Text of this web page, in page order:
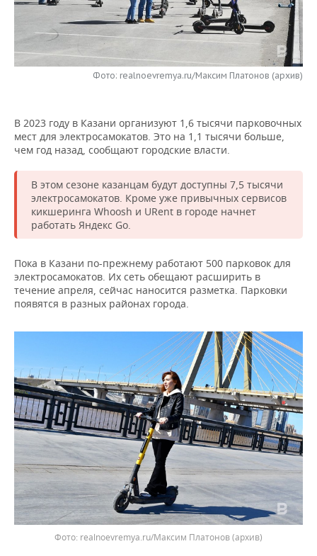
НЕФТЕХИМИЯ
НЕФТЬ
ОПК
РОЗНИЧНАЯ ТОРГОВЛЯ
ТРАНСПОРТ
НОВОСТИ ТЕХНОЛОГИЙ
ТЕЛЕКОММУНИКАЦИИ
МЕРОПРИЯТИЯ
НОВОСТИ МЕРОПРИЯТИЙ
БИЗНЕС-БРАНЧИ
ONLINE-КОНФЕРЕНЦИИ
ОТКРЫТАЯ ЛЕКЦИЯ
СПОРТ
ФУТБОЛ
ХОККЕЙ
БАСКЕТБОЛ
ВОЛЕЙБОЛ
ФИГУРНОЕ КАТАНИЕ
НОВОСТИ ОБЩЕСТВА
ВЛАСТЬ
ИНФРАСТРУКТУРА
ИСТОРИЯ
МЕДИЦИНА
ФОТОГАЛЕРЕЯ
СЮЖЕТЫ
СПРАВОЧНИК
СПИСОК ПЕРСОН
ПОЛНАЯ ВЕРСИЯ
Фото: realnoevremya.ru/Максим Платонов (архив)
В 2023 году в Казани организуют 1,6 тысячи парковочных
мест для электросамокатов. Это на 1,1 тысячи больше,
чем год назад, сообщают городские власти.
В этом сезоне казанцам будут доступны 7,5 тысячи
электросамокатов. Кроме уже привычных сервисов
кикшеринга Whoosh и URent в городе начнет
работать Яндекс Go.
Пока в Казани по-прежнему работают 500 парковок для
электросамокатов. Их сеть обещают расширить в
течение апреля, сейчас наносится разметка. Парковки
появятся в разных районах города.
Фото: realnoevremya.ru/Максим Платонов (архив)